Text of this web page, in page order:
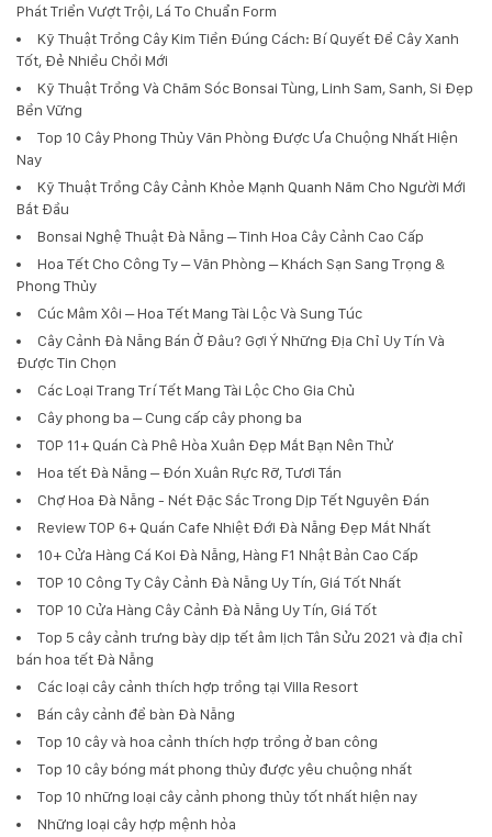
Phát Triển Vượt Trội, Lá To Chuẩn Form
Kỹ Thuật Trồng Cây Kim Tiền Đúng Cách: Bí Quyết Để Cây Xanh
Tốt, Đẻ Nhiều Chồi Mới
Kỹ Thuật Trồng Và Chăm Sóc Bonsai Tùng, Linh Sam, Sanh, Si Đẹp
Bền Vững
Top 10 Cây Phong Thủy Văn Phòng Được Ưa Chuộng Nhất Hiện
Nay
Kỹ Thuật Trồng Cây Cảnh Khỏe Mạnh Quanh Năm Cho Người Mới
Bắt Đầu
Bonsai Nghệ Thuật Đà Nẵng – Tinh Hoa Cây Cảnh Cao Cấp
Hoa Tết Cho Công Ty – Văn Phòng – Khách Sạn Sang Trọng &
Phong Thủy
Cúc Mâm Xôi – Hoa Tết Mang Tài Lộc Và Sung Túc
Cây Cảnh Đà Nẵng Bán Ở Đâu? Gợi Ý Những Địa Chỉ Uy Tín Và
Được Tin Chọn
Các Loại Trang Trí Tết Mang Tài Lộc Cho Gia Chủ
Cây phong ba – Cung cấp cây phong ba
TOP 11+ Quán Cà Phê Hòa Xuân Đẹp Mắt Bạn Nên Thử
Hoa tết Đà Nẵng – Đón Xuân Rực Rỡ, Tươi Tắn
Chợ Hoa Đà Nẵng - Nét Đặc Sắc Trong Dịp Tết Nguyên Đán
Review TOP 6+ Quán Cafe Nhiệt Đới Đà Nẵng Đẹp Mắt Nhất
10+ Cửa Hàng Cá Koi Đà Nẵng, Hàng F1 Nhật Bản Cao Cấp
TOP 10 Công Ty Cây Cảnh Đà Nẵng Uy Tín, Giá Tốt Nhất
TOP 10 Cửa Hàng Cây Cảnh Đà Nẵng Uy Tín, Giá Tốt
Top 5 cây cảnh trưng bày dịp tết âm lịch Tân Sửu 2021 và địa chỉ
bán hoa tết Đà Nẵng
Các loại cây cảnh thích hợp trồng tại Villa Resort
Bán cây cảnh để bàn Đà Nẵng
Top 10 cây và hoa cảnh thích hợp trồng ở ban công
Top 10 cây bóng mát phong thủy được yêu chuộng nhất
Top 10 những loại cây cảnh phong thủy tốt nhất hiện nay
Những loại cây hợp mệnh hỏa